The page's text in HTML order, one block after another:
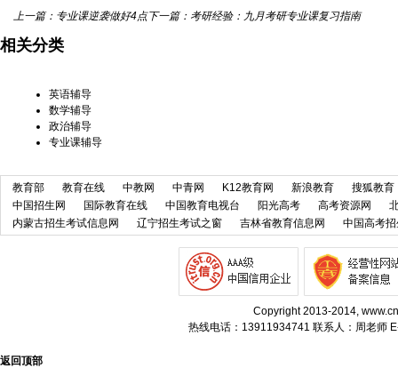
上一篇： 专业课逆袭做好4点下一篇： 考研经验：九月考研专业课复习指南
相关分类
英语辅导
数学辅导
政治辅导
专业课辅导
教育部 教育在线 中教网 中青网 K12教育网 新浪教育
搜狐教育
中国招生网
国际教育在线 中国教育电视台 阳光高考 高考资源网
内蒙古招生考试信息网
辽宁招生考试之窗 吉林省教育信息网 中国高考
Copyright 2013-2014,
热线电话：13911934741 联系人：周老师
返回顶部